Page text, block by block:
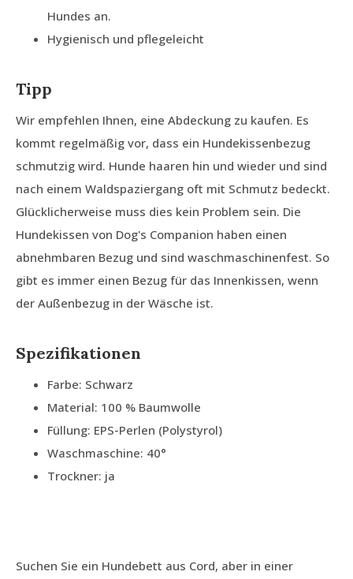
Hundes an.
Hygienisch und pflegeleicht
Tipp
Wir empfehlen Ihnen, eine Abdeckung zu kaufen. Es
kommt regelmäßig vor, dass ein Hundekissenbezug
schmutzig wird. Hunde haaren hin und wieder und sind
nach einem Waldspaziergang oft mit Schmutz bedeckt.
Glücklicherweise muss dies kein Problem sein. Die
Hundekissen von Dog's Companion haben einen
abnehmbaren Bezug und sind waschmaschinenfest. So
gibt es immer einen Bezug für das Innenkissen, wenn
der Außenbezug in der Wäsche ist.
Spezifikationen
Farbe: Schwarz
Material: 100 % Baumwolle
Füllung: EPS-Perlen (Polystyrol)
Waschmaschine: 40°
Trockner: ja
Suchen Sie ein Hundebett aus Cord, aber in einer